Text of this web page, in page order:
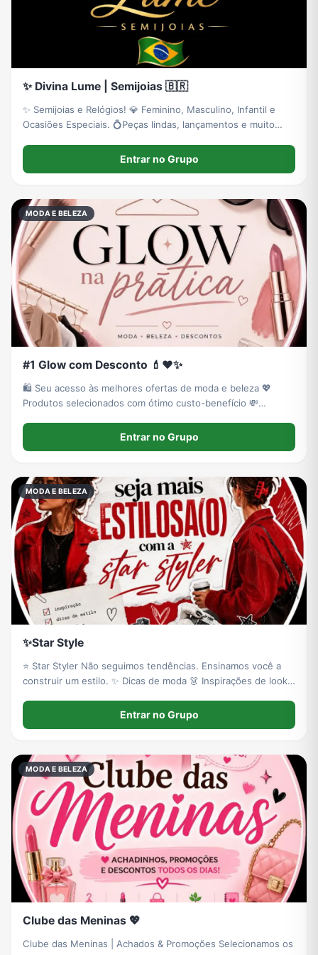
✨️ Divina Lume | Semijoias 🇧🇷
✨ Semijoias e Relógios! 💎 Feminino, Masculino, Infantil e
Ocasiões Especiais. 💍Peças lindas, lançamentos e muito
Entrar no Grupo
MODA E BELEZA
#1 Glow com Desconto 💄❤️✨
🛍️ Seu acesso às melhores ofertas de moda e beleza 💖
Produtos selecionados com ótimo custo-benefício 💸
Entrar no Grupo
MODA E BELEZA
✨Star Style
⭐ Star Styler Não seguimos tendências. Ensinamos você a
construir um estilo. ✨ Dicas de moda 👗 Inspirações de looks
Elegância acessível Vista sua essência. Não apenas uma
roupa.
Entrar no Grupo
MODA E BELEZA
Clube das Meninas 💖
Clube das Meninas | Achados & Promoções Selecionamos os